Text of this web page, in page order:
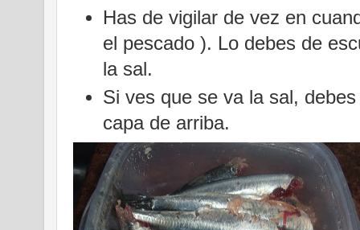
Has de vigilar de vez en
el pescado ). Lo debes de
la sal.
Si ves que se va la sal,
capa de arriba.